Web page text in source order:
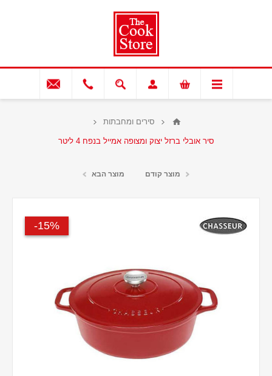
סירים ומחבתות
סיר אובלי ברזל יצוק ומצופה אמייל בנפח 4 ליטר
מוצר קודם מוצר הבא
15%-